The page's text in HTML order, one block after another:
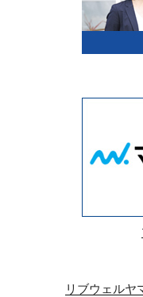
リブウェル